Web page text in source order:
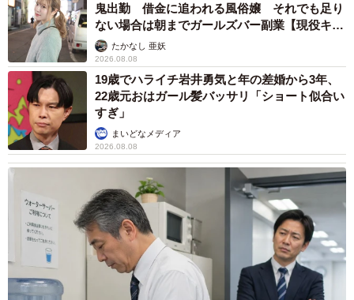
鬼出勤 借金に追われる風俗嬢 それでも足り
ない場合は朝までガールズバー副業【現役キャ
ストに取材】
たかなし 亜妖
2026.08.08
19歳でハライチ岩井勇気と年の差婚から3年、
22歳元おはガール髪バッサリ「ショート似合い
すぎ」
まいどなメディア
2026.08.08